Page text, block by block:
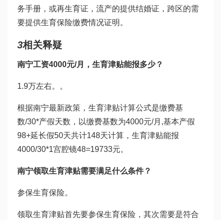
务手册，或再生育证，流产的提供结婚证，跨区的需
要提供生育保险缴费情况证明。
3相关释疑
南宁工资4000元/月，生育津贴能报多少？
1.9万左右。。
根据南宁最新政策，生育津贴计算公式是缴费基
数/30*产假天数，以缴费基数为4000元/月,基本产假
98+延长假50天共计148天计算，生育津贴能报
4000/30*1宫腔镜48=19733元。
南宁领取生育津贴需要满足什么条件？
参保生育保险。
领取生育津贴首先要参保生育保险，其次需要是符合